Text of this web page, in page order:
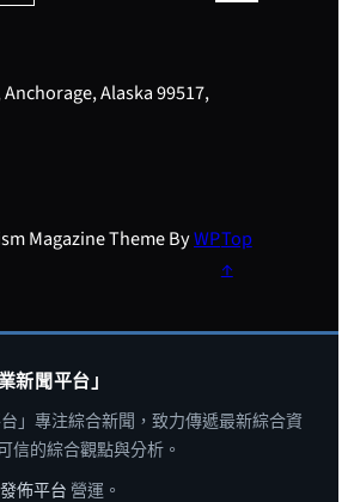
Alaska 99517,
Magazine Theme ByWPTop
↑
新聞平台」
台」專注綜合新聞，致力傳遞最新綜合資
信的綜合觀點與分析。
佈平台 營運。